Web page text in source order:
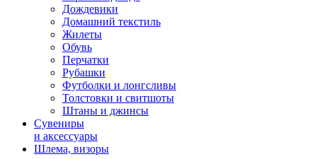
Дождевики
Домашний текстиль
Жилеты
Обувь
Перчатки
Рубашки
Футболки и лонгсливы
Толстовки и свитшоты
Штаны и джинсы
Сувениры
и аксессуары
Шлема, визоры